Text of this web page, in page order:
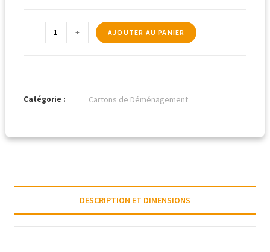
- + AJOUTER AU PANIER
Catégorie : Cartons de Déménagement
DESCRIPTION ET DIMENSIONS